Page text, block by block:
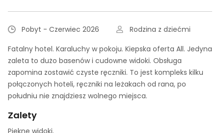
Pobyt - Czerwiec 2026
Rodzina z dziećmi
Fatalny hotel. Karaluchy w pokoju. Kiepska oferta All. Jedyna
zaleta to dużo basenów i cudowne widoki. Obsługa
zapomina zostawić czyste ręczniki. To jest kompleks kilku
połączonych hoteli, ręczniki na leżakach od rana, po
południu nie znajdziesz wolnego miejsca.
Zalety
Piękne widoki.